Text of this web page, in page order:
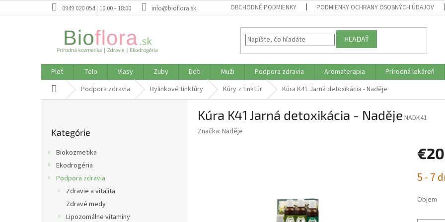
na
0949 020 054 | 10:00 - 18:00 info@bioflora.sk OBCHODNÉ PODMIENKY PODMIENKY OCHRANY OSOBNÝCH ÚDAJOV
HĽADAŤ
Pleť Telo Vlasy Zuby Deti Muži Podpora zdravia Aromaterapia Prírodná lekáreň
DomovPodpora zdravia Bylinkové tinktúry Kúry z tinktúr Kúra K41 Jarná detoxikácia - Naděje
kategórie
Kategórie
Biokozmetika
Ekodrogéria
Podpora zdravia
Zdravie a vitalita
Zdravé medy
Lipozomálne vitamíny
Kúra K41 Jarná detoxikácia - Naděje NADK41
Značka: Naděje
cena:
5 - 7
Objem